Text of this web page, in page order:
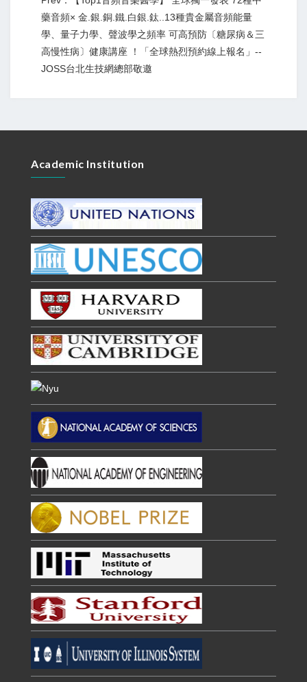
藥音頻× 金.銀.銅.鐵.白銀.鈦..13種貴金屬音頻能量
學、量子力學、聲波學之頻率 可高預防〔糖尿病＆三
高慢性病〕健康講座 ！「全球熱烈預約線上報名」--
JOSS台北生技網總部敬邀
Academic Institution